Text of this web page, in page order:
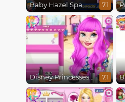
Baby Hazel Spa Makeover 7.1
Disney Princesses Makeover Salon 7.1